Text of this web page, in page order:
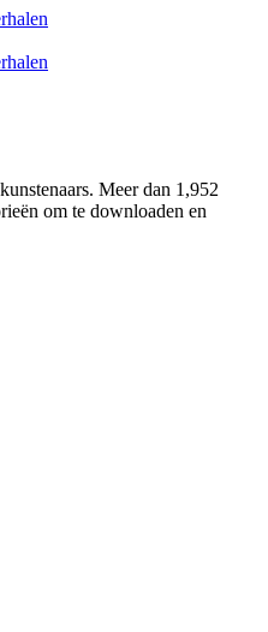
Meer dan 1,952
om te downloaden en